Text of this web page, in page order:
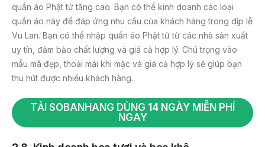
quần áo Phật tử tăng cao. Bạn có thể kinh doanh các loại
quần áo này để đáp ứng nhu cầu của khách hàng trong dịp lễ
Vu Lan. Bạn có thể nhập quần áo Phật tử từ các nhà sản xuất
uy tín, đảm bảo chất lượng và giá cả hợp lý. Chú trọng vào
mẫu mã đẹp, thoải mái khi mặc và giá cả hợp lý sẽ giúp bạn
thu hút được nhiều khách hàng.
TẢI SOBANHANG DÙNG 14 NGÀY MIỄN PHÍ
NGAY